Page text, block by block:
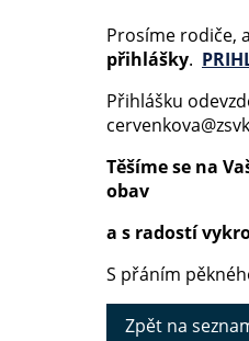
Prosíme rodiče,
přihlášky.
Přihlášku
Těšíme se na
obav
a s radostí
S přáním
Zpět na